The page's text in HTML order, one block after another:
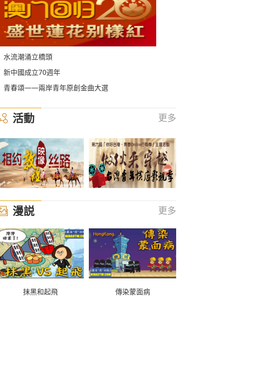
水流潮涌立橋頭
新中國成立70週年
青春頌——兩岸青年原創金曲大選
活動 更多
漫説 更多
抹黑和起飛 傳染蒙面病